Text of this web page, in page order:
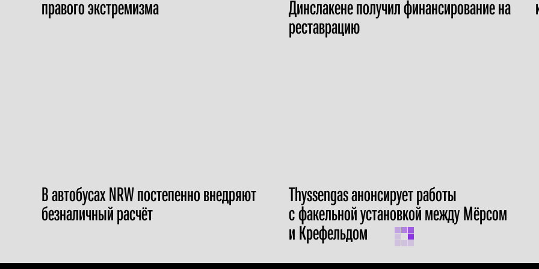
правого экстремизма
Динслакене получил финансирование на
реставрацию
В автобусах NRW постепенно внедряют
безналичный расчёт
Thyssengas анонсирует работы
с факельной установкой между Мёрсом
и Крефельдом